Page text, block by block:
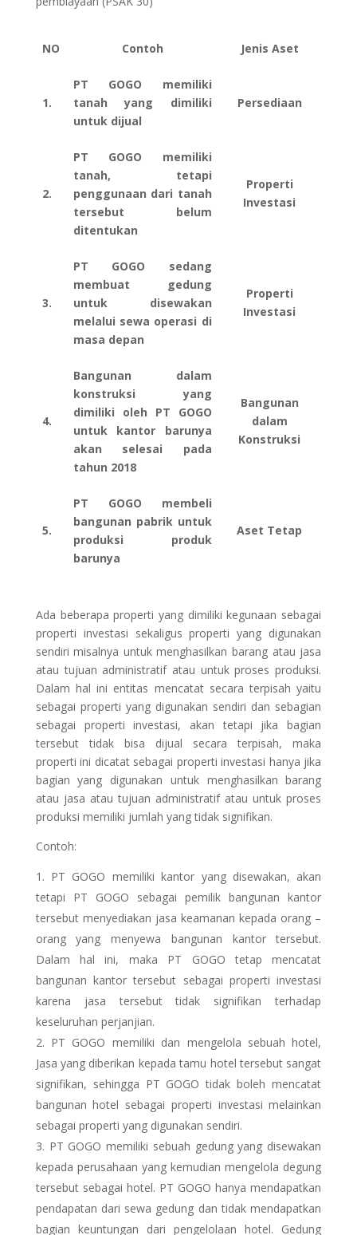
NO Contoh Jenis Aset
1.
PT GOGO memiliki
tanah yang dimiliki
untuk dijual
Persediaan
2.
PT GOGO memiliki
tanah, tetapi
penggunaan dari tanah
tersebut belum
ditentukan
Properti
Investasi
3.
PT GOGO sedang
membuat gedung
untuk disewakan
melalui sewa operasi di
masa depan
Properti
Investasi
4.
Bangunan dalam
konstruksi yang
dimiliki oleh PT GOGO
untuk kantor barunya
akan selesai pada
tahun 2018
Bangunan
dalam
Konstruksi
5.
PT GOGO membeli
bangunan pabrik untuk
produksi produk
barunya
Aset Tetap
Ada beberapa properti yang dimiliki kegunaan sebagai
properti investasi sekaligus properti yang digunakan
sendiri misalnya untuk menghasilkan barang atau jasa
atau tujuan administratif atau untuk proses produksi.
Dalam hal ini entitas mencatat secara terpisah yaitu
sebagai properti yang digunakan sendiri dan sebagian
sebagai properti investasi, akan tetapi jika bagian
tersebut tidak bisa dijual secara terpisah, maka
properti ini dicatat sebagai properti investasi hanya jika
bagian yang digunakan untuk menghasilkan barang
atau jasa atau tujuan administratif atau untuk proses
produksi memiliki jumlah yang tidak signifikan.
Contoh:
PT GOGO memiliki kantor yang disewakan, akan
tetapi PT GOGO sebagai pemilik bangunan kantor
tersebut menyediakan jasa keamanan kepada orang –
orang yang menyewa bangunan kantor tersebut.
Dalam hal ini, maka PT GOGO tetap mencatat
bangunan kantor tersebut sebagai properti investasi
karena jasa tersebut tidak signifikan terhadap
keseluruhan perjanjian.
PT GOGO memiliki dan mengelola sebuah hotel,
Jasa yang diberikan kepada tamu hotel tersebut sangat
signifikan, sehingga PT GOGO tidak boleh mencatat
bangunan hotel sebagai properti investasi melainkan
sebagai properti yang digunakan sendiri.
PT GOGO memiliki sebuah gedung yang disewakan
kepada perusahaan yang kemudian mengelola degung
tersebut sebagai hotel. PT GOGO hanya mendapatkan
pendapatan dari sewa gedung dan tidak mendapatkan
bagian keuntungan dari pengelolaan hotel. Gedung